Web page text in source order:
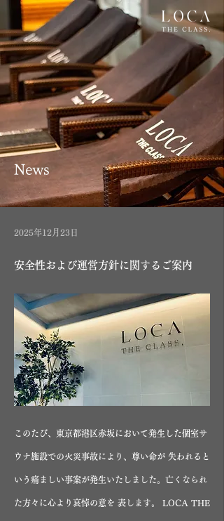
News
2025年12月23日
安全性および運営方針に関するご案内
このたび、東京都港区赤坂において発生した個室サ
ウナ施設での火災事故により、尊い命が 失われると
いう痛ましい事案が発生いたしました。亡くなられ
た方々に心より哀悼の意を 表します。 LOCA THE